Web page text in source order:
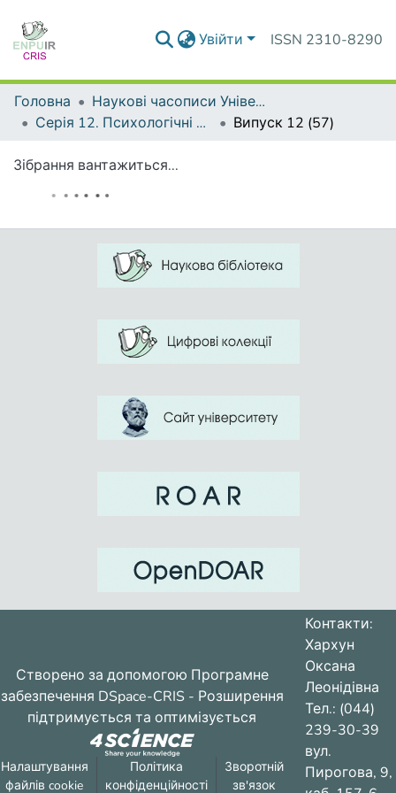
Увійти ISSN 2310-8290
Головна
Наукові часописи Університету
Серія 12. Психологічні науки
Випуск 12 (57)
Зібрання вантажиться...
Створено за допомогою Програмне
забезпечення DSpace-CRIS - Розширення
підтримується та оптимізується
Налаштування
файлів cookie
Політика
конфіденційності
Зворотній
зв'язок
Контакти:
Хархун
Оксана
Леонідівна
Тел.: (044)
239-30-39
вул.
Пирогова, 9,